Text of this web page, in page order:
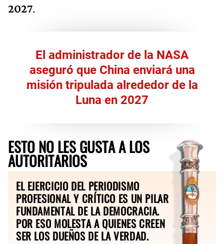
2027.
El administrador de la NASA
aseguró que China enviará una
misión tripulada alrededor de la
Luna en 2027
ESTO NO LES GUSTA A LOS
AUTORITARIOS
EL EJERCICIO DEL PERIODISMO
PROFESIONAL Y CRÍTICO ES UN PILAR
FUNDAMENTAL DE LA DEMOCRACIA.
POR ESO MOLESTA A QUIENES CREEN
SER LOS DUEÑOS DE LA VERDAD.